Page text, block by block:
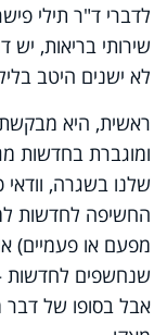
לדברי ד"ר תילי
שירותי בריאות, יש
לא ישנים היטב
ראשית, היא
ומוגברת בחדשות
שלנו בשגרה,
החשיפה לחדשות
מפעם או פעמיים)
שנחשפים לחדשות
אבל בסופו של דבר